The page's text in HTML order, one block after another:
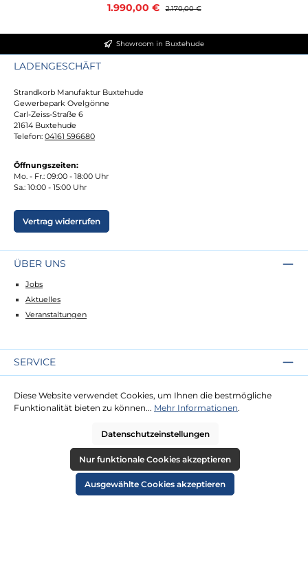
Verkaufspreis:
1.990,00 € Regulärer Preis:
2.170,00 €
Showroom in Buxtehude
LADENGESCHÄFT
Strandkorb Manufaktur Buxtehude
Gewerbepark Ovelgönne
Carl-Zeiss-Straße 6
21614 Buxtehude
Telefon: 04161 596680
Öffnungszeiten:
Mo. - Fr.: 09:00 - 18:00 Uhr
Sa.: 10:00 - 15:00 Uhr
Vertrag widerrufen
ÜBER UNS
Jobs
Aktuelles
Veranstaltungen
SERVICE
Lieferung
Zahlung
RECHTLICHES
Diese Website verwendet Cookies, um Ihnen die bestmögliche
Funktionalität bieten zu können... Mehr Informationen.
Datenschutzeinstellungen
Nur funktionale Cookies akzeptieren
Ausgewählte Cookies akzeptieren